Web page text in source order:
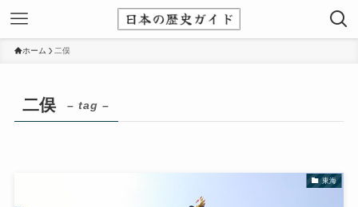
ホーム 二俣
二俣 – tag –
東海